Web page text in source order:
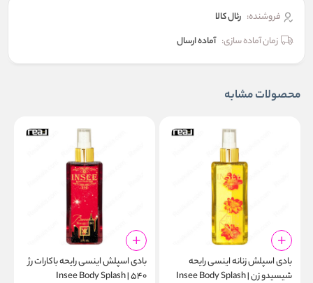
فروشنده: رئال كالا
زمان آماده سازی: آماده ارسال
محصولات مشابه
بادی اسپلش زنانه اینسی رایحه
شیسیدو زن | Insee Body Splash
بادی اسپلش اینسی رایحه باکارات رژ
۵۴۰ | Insee Body Splash